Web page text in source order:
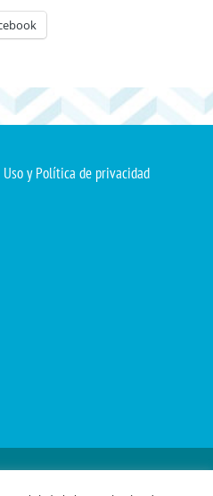
Uso y Política de privacidad